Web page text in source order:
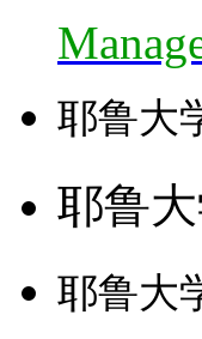
耶鲁大
耶鲁
耶鲁大